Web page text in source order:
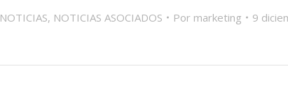
NOTICIAS, NOTICIAS ASOCIADOS Por marketing 9